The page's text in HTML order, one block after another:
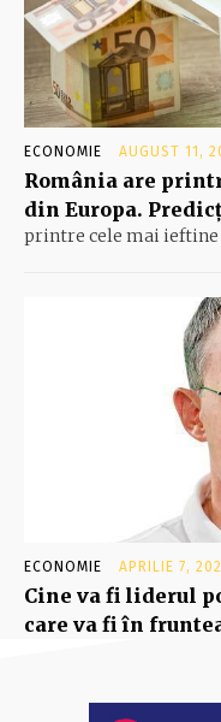
ECONOMIE AUGUST 11,
România are
din Europa.
printre cele mai ieftine
ECONOMIE APRILIE 7,
Cine va fi liderul
care va fi în